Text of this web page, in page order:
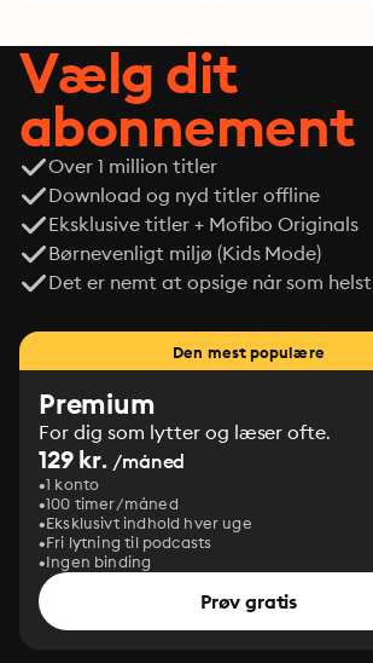
Vælg dit
abonnement
Over 1 million titler
Download og nyd titler offline
Eksklusive titler + Mofibo Originals
Børnevenligt miljø (Kids Mode)
Det er nemt at opsige når som helst
Den mest populære
Premium
For dig som lytter og læser ofte.
129 kr. /måned
1 konto
100 timer/måned
Eksklusivt indhold hver uge
Fri lytning til podcasts
Ingen binding
Prøv gratis